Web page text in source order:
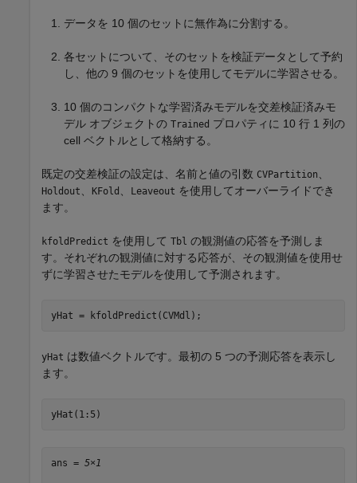
データを 10 個のセットに無作為に分割する。
各セットについて、そのセットを検証データとして予約
し、他の 9 個のセットを使用してモデルに学習させる。
10 個のコンパクトな学習済みモデルを交差検証済みモ
デル オブジェクトの Trained プロパティに 10 行 1 列の
cell ベクトルとして格納する。
既定の交差検証の設定は、名前と値の引数 CVPartition 、
Holdout 、 KFold 、 Leaveout を使用してオーバーライドでき
ます。
kfoldPredict を使用して Tbl の観測値の応答を予測しま
す。それぞれの観測値に対する応答が、その観測値を使用せ
ずに学習させたモデルを使用して予測されます。
yHat = kfoldPredict(CVMdl);
yHat は数値ベクトルです。最初の 5 つの予測応答を表示し
ます。
yHat(1:5)
ans = 5×1